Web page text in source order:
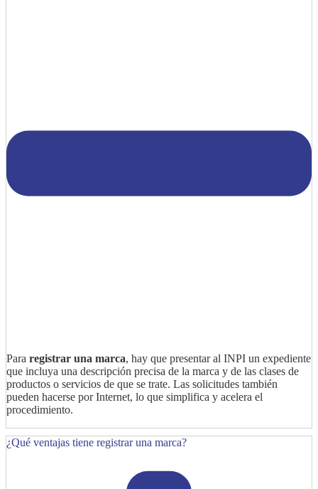
Para registrar una marca, hay que presentar al INPI un expediente
que incluya una descripción precisa de la marca y de las clases de
productos o servicios de que se trate. Las solicitudes también
pueden hacerse por Internet, lo que simplifica y acelera el
procedimiento.
¿Qué ventajas tiene registrar una marca?